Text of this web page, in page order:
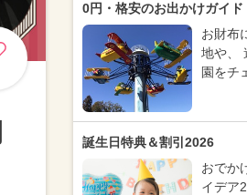
0円・格安のお出かけガイド
お財布
地や、
園をチ
誕生日特典＆割引2026
おでか
イデア